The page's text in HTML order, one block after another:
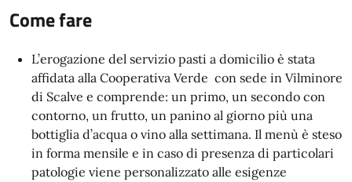
Come fare
L’erogazione del servizio pasti a domicilio è stata
affidata alla Cooperativa Verde con sede in Vilminore
di Scalve e comprende: un primo, un secondo con
contorno, un frutto, un panino al giorno più una
bottiglia d’acqua o vino alla settimana. Il menù è steso
in forma mensile e in caso di presenza di particolari
patologie viene personalizzato alle esigenze